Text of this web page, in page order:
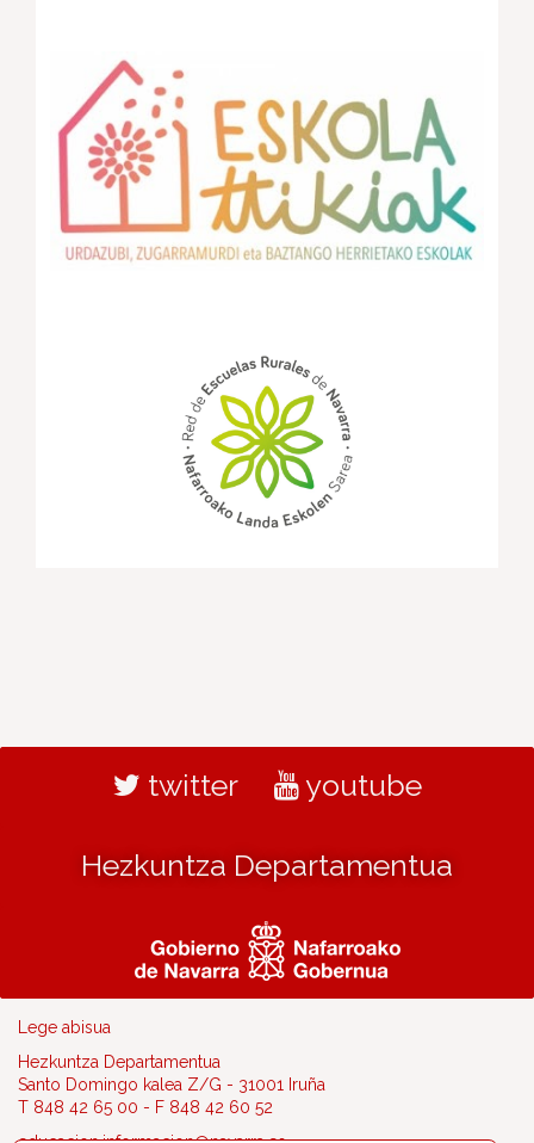
twitter youtube
Hezkuntza Departamentua
Lege abisua
Hezkuntza Departamentua
Santo Domingo kalea Z/G - 31001 Iruña
T 848 42 65 00 - F 848 42 60 52